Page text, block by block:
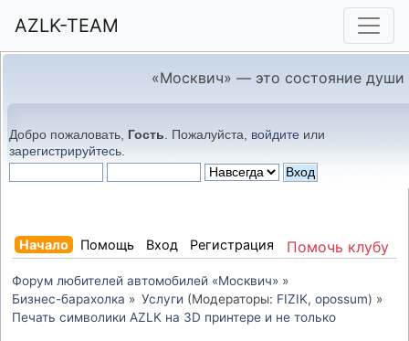
AZLK-TEAM
«Москвич» — это состояние души
Добро пожаловать, Гость . Пожалуйста, войдите или
зарегистрируйтесь
Помочь клубу
Начало Помощь Вход Регистрация
Форум любителей автомобилей «Москвич» »
Бизнес-барахолка » Услуги (Модераторы: FIZIK, opossum) »
Печать символики AZLK на 3D принтере и не только